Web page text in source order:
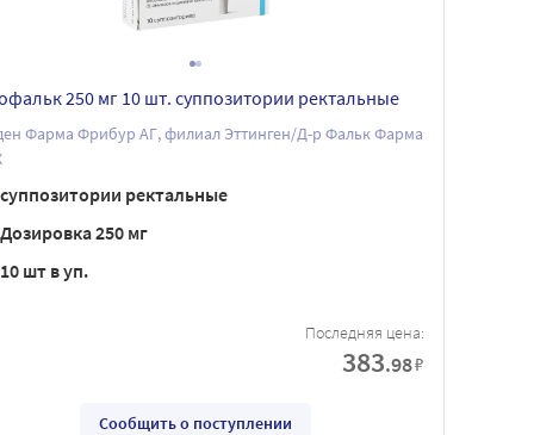
250 мг 10 шт. суппозитории ректальные
Фарма Фрибур АГ, филиал Эттинген/Д-р Фальк Фарма
суппозитории ректальные
Дозировка 250 мг
10 шт в уп.
Последняя цена:
383.98₽
Сообщить о поступлении